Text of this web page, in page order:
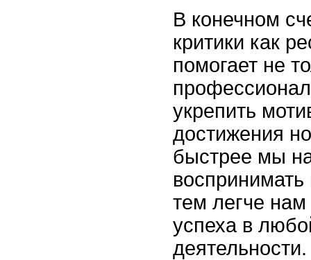
В конечном
критики как
помогает не
укрепить
достижения
быстрее мы
воспринимать
тем легче нам
успеха в
деятельности.